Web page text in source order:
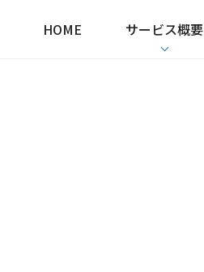
HOME サービス概要